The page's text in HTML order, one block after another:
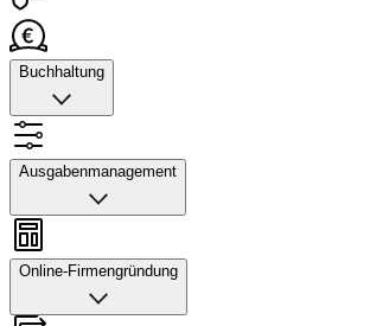
Buchhaltung
Buchhaltung
Scannen Sie Belege und laden Sie sie in
Rechnungsabläufe können Sie
dem Buchhaltungstool schneller
Konto mit Buchhaltung entdecken
Ausgabenmanagement
Ausgabenmanagement
Genehmigungen einrichten, Ausgaben
und Kartenlimits zuweisen sowie
Daten exportieren – alles in einer
Online-Firmengründung